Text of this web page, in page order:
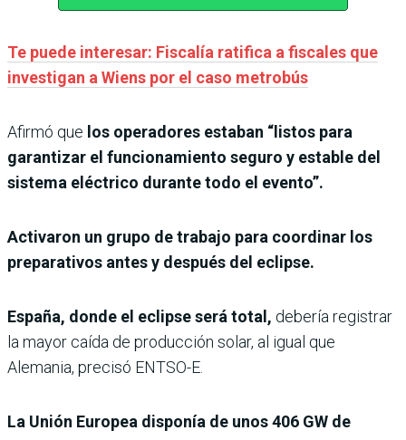
Te puede interesar: Fiscalía ratifica a fiscales que
investigan a Wiens por el caso metrobús
Afirmó que los operadores estaban “listos para
garantizar el funcionamiento seguro y estable del
sistema eléctrico durante todo el evento”.
Activaron un grupo de trabajo para coordinar los
preparativos antes y después del eclipse.
España, donde el eclipse será total, debería registrar
la mayor caída de producción solar, al igual que
Alemania, precisó ENTSO-E.
La Unión Europea disponía de unos 406 GW de